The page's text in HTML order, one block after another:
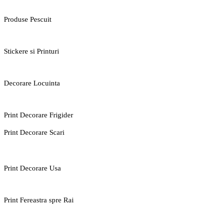
Produse Pescuit
Stickere si Printuri
Decorare Locuinta
Print Decorare Frigider
Print Decorare Scari
Print Decorare Usa
Print Fereastra spre Rai